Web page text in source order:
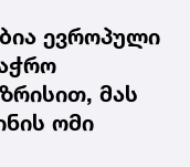
ევროპული
მას
ომი